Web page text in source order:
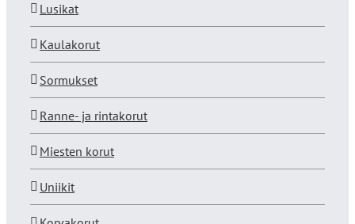
Lusikat
Kaulakorut
Sormukset
Ranne- ja rintakorut
Miesten korut
Uniikit